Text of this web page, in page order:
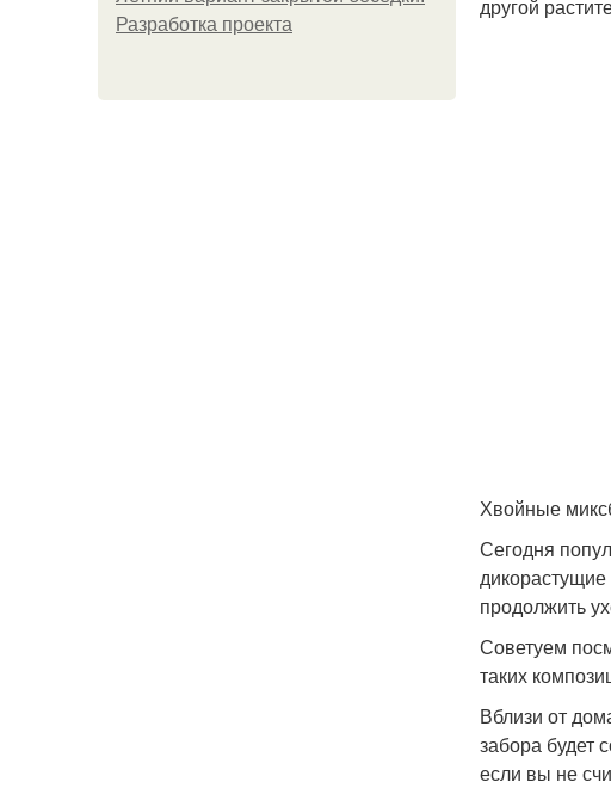
Разработка проекта
другой
Хвойные
Сегодня
продолжить
Советуем
таких
Вблизи от
забора будет
если вы не